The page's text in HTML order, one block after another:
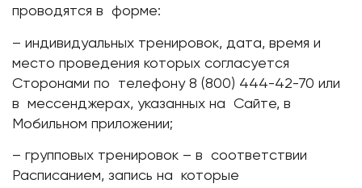
проводятся в форме:
– индивидуальных тренировок, дата, время и
место проведения которых согласуется
Сторонами по телефону 8 (800) 444-42-70 или
в мессенджерах, указанных на Сайте, в
Мобильном приложении;
– групповых тренировок – в соответствии
Расписанием, запись на которые